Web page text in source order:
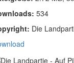
534
Die